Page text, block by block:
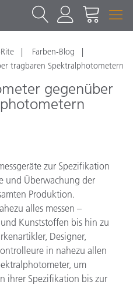
Farben-Blog
tragbaren Spektralphotometern
gegenüber
zur Spezifikation
und Überwachung der
Produktion.
alles messen –
Kunststoffen bis hin zu
Designer,
in nahezu allen
um
ihrer Spezifikation bis zur